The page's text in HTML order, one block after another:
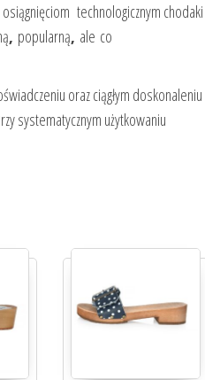
technologicznym chodaki
, popularną, ale co
oraz ciągłym doskonaleniu
systematycznym użytkowaniu